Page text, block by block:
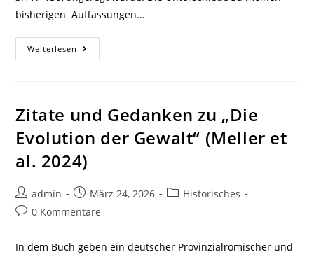
bisherigen Auffassungen…
Weiterlesen Zu
Begriff
Zitate und Gedanken zu „Die
Evolution der Gewalt“ (Meller et
al. 2024)
Beitrags-
Autor:
admin
Beitrag
veröffentlicht:
März 24, 2026
Beitrags-
Historisches
Beitrags-
0 Kommentare
In dem Buch geben ein deutscher Provinzialrömischer und